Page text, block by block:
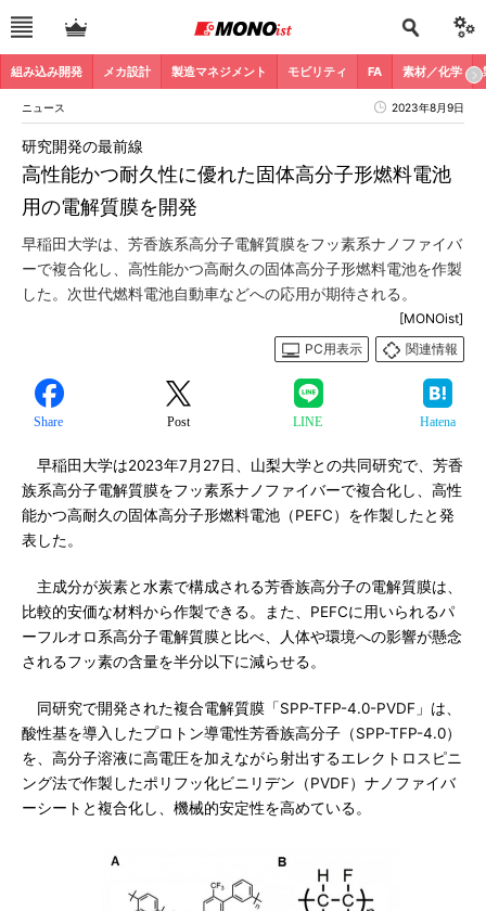
組み込み開発 メカ設計 製造マネジメント モビリティ FA 素材／化学
ニュース 2023年8月9日
高性能かつ耐久性に優れた固体高分子形燃料電池
用の電解質膜を開発
研究開発の最前線
早稲田大学は、芳香族系高分子電解質膜をフッ素系ナノファイバ
ーで複合化し、高性能かつ高耐久の固体高分子形燃料電池を作製
した。次世代燃料電池自動車などへの応用が期待される。
[MONOist]
PC用表示
関連情報
Share Post LINE Hatena
早稲田大学は2023年7月27日、山梨大学との共同研究で、芳香
族系高分子電解質膜をフッ素系ナノファイバーで複合化し、高性
能かつ高耐久の固体高分子形燃料電池（PEFC）を作製したと発
表した。
主成分が炭素と水素で構成される芳香族高分子の電解質膜は、
比較的安価な材料から作製できる。また、PEFCに用いられるパ
ーフルオロ系高分子電解質膜と比べ、人体や環境への影響が懸念
されるフッ素の含量を半分以下に減らせる。
同研究で開発された複合電解質膜「SPP-TFP-4.0-PVDF」は、
酸性基を導入したプロトン導電性芳香族高分子（SPP-TFP-4.0）
を、高分子溶液に高電圧を加えながら射出するエレクトロスピニ
ング法で作製したポリフッ化ビニリデン（PVDF）ナノファイバ
ーシートと複合化し、機械的安定性を高めている。